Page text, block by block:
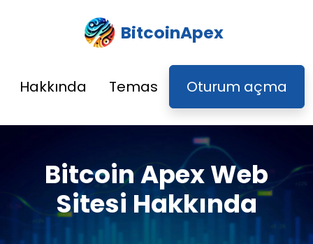
BitcoinApex
Hakkında Temas Oturum açma
Bitcoin Apex Web
Sitesi Hakkında